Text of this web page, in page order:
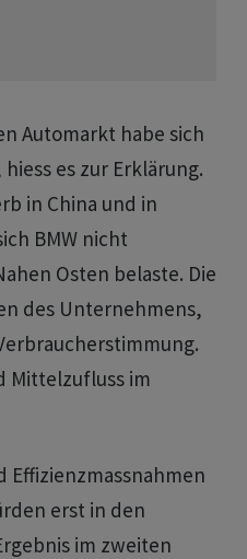
Automarkt habe sich
es zur Erklärung.
in China und in
BMW nicht
Osten belaste. Die
des Unternehmens,
Mittelzufluss im
Effizienzmassnahmen
erst in den
im zweiten